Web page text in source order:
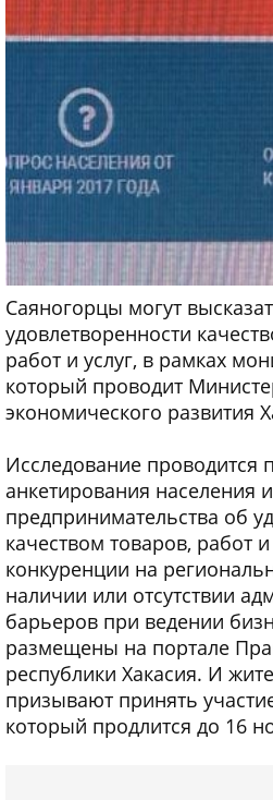
Саяногорцы могут
удовлетворенности
работ и услуг, в рамках
который проводит
экономического развития
Исследование проводится
анкетирования населения
предпринимательства об
качеством товаров, работ
конкуренции на
наличии или отсутствии
барьеров при ведении
размещены на портале
республики Хакасия. И
призывают принять
который продлится до 16